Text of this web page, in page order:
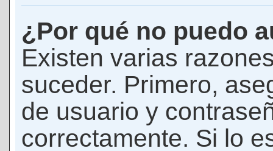
¿Por qué no puedo
Existen varias
suceder. Primero,
de usuario y
correctamente. Si lo